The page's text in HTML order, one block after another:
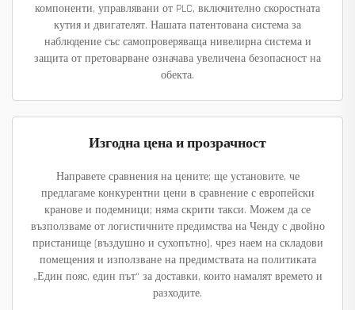
компоненти, управлявани от PLC, включително скоростната
кутия и двигателят. Нашата патентована система за
наблюдение със самопроверяваща нивелирна система и
защита от претоварване означава увеличена безопасност на
обекта.
Изгодна цена и прозрачност
Направете сравнения на цените; ще установите, че
предлагаме конкурентни цени в сравнение с европейски
кранове и подемници; няма скрити такси. Можем да се
възползваме от логистичните предимства на Ченду с двойно
пристанище (въздушно и сухопътно), чрез наем на складови
помещения и използване на предимствата на политиката
„Един пояс, един път“ за доставки, които намалят времето и
разходите.